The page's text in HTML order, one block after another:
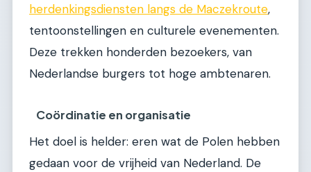
herdenkingsdiensten langs de Maczekroute,
tentoonstellingen en culturele evenementen.
Deze trekken honderden bezoekers, van
Nederlandse burgers tot hoge ambtenaren.
Coördinatie en organisatie
Het doel is helder: eren wat de Polen hebben
gedaan voor de vrijheid van Nederland. De